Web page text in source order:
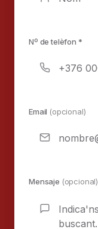
Nº de telèfon *
Email (opcional)
Mensaje (opcional)